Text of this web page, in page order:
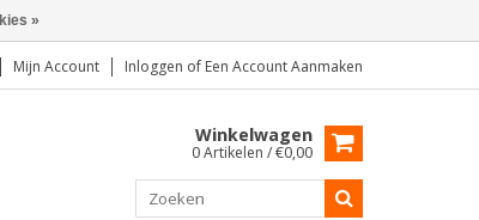
Mijn Account Inloggen of Een Account Aanmaken
Winkelwagen
0 Artikelen / €0,00
»